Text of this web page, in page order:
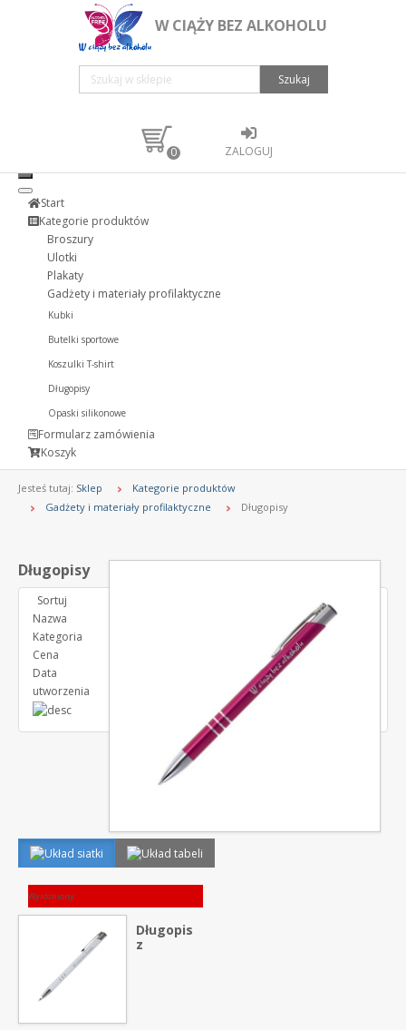
W CIĄŻY BEZ ALKOHOLU
Szukaj
0 ZALOGUJ
Start
Kategorie produktów
Broszury
Ulotki
Plakaty
Gadżety i materiały profilaktyczne
Kubki
Butelki sportowe
Koszulki T-shirt
Długopisy
Opaski silikonowe
Formularz zamówienia
Koszyk
Jesteś tutaj: Sklep
Kategorie produktów
Gadżety i materiały profilaktyczne
Długopisy
Długopisy
Sortuj
Nazwa
Kategoria
Cena
Data
utworzenia
Wyróżniony
Długopis
z